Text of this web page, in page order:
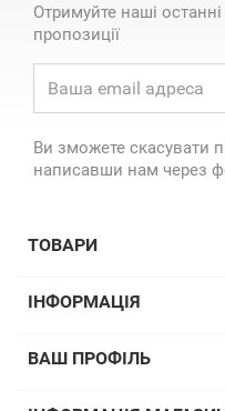
Отримуйте наші
пропозиції
Ви зможете скасувати
написавши нам через
ТОВАРИ
ІНФОРМАЦІЯ
ВАШ ПРОФІЛЬ